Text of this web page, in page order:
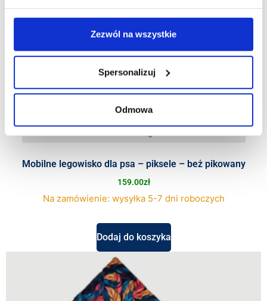
Zezwól na wszystkie
Spersonalizuj
Odmowa
Mobilne legowisko dla psa – piksele – beż pikowany
159.00zł
Na zamówienie: wysyłka 5-7 dni roboczych
Dodaj do koszyka